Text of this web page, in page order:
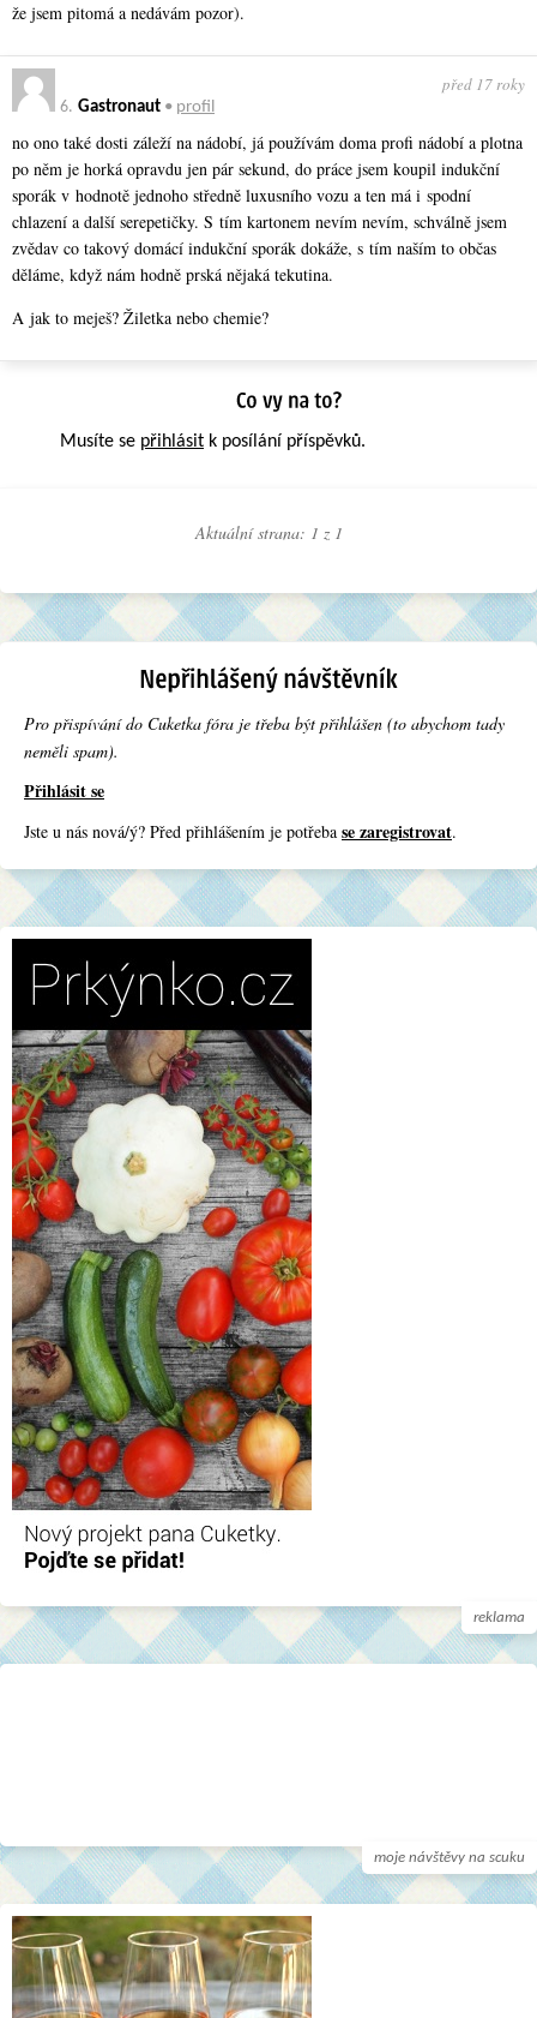
že jsem pitomá a nedávám pozor).
6. Gastronaut • profil
před 17 roky
no ono také dosti záleží na nádobí, já používám doma profi nádobí a plotna
po něm je horká opravdu jen pár sekund, do práce jsem koupil indukční
sporák v hodnotě jednoho středně luxusního vozu a ten má i spodní
chlazení a další serepetičky. S tím kartonem nevím nevím, schválně jsem
zvědav co takový domácí indukční sporák dokáže, s tím naším to občas
děláme, když nám hodně prská nějaká tekutina.
A jak to meješ? Žiletka nebo chemie?
Musíte se přihlásit k posílání příspěvků.
Aktuální strana: 1 z 1
Pro přispívání do Cuketka fóra je třeba být přihlášen (to abychom tady
neměli spam).
Přihlásit se
Jste u nás nová/ý? Před přihlášením je potřeba se zaregistrovat.
reklama
moje návštěvy na scuku